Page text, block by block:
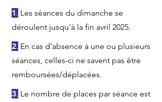
1. Les séances du dimanche se
déroulent jusqu'à la fin avril 2025.
2. En cas d'absence à une ou plusieurs
séances, celles-ci ne savent pas être
remboursées/déplacées.
3. Le nombre de places par séance est